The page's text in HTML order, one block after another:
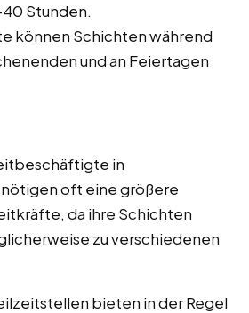
Stunden.
können Schichten während
und an Feiertagen
in
oft eine größere
da ihre Schichten
zu verschiedenen
bieten in der Regel